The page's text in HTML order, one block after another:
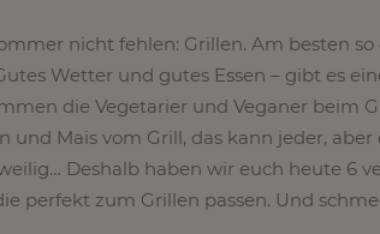
nicht fehlen: Grillen. Am besten
Wetter und gutes Essen – gibt es
die Vegetarier und Veganer beim
und Mais vom Grill, das kann jeder,
Deshalb haben wir euch heute 6
perfekt zum Grillen passen. Und